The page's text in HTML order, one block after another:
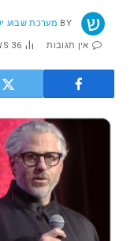
BY מערכת שבוע
אין תגובות 36